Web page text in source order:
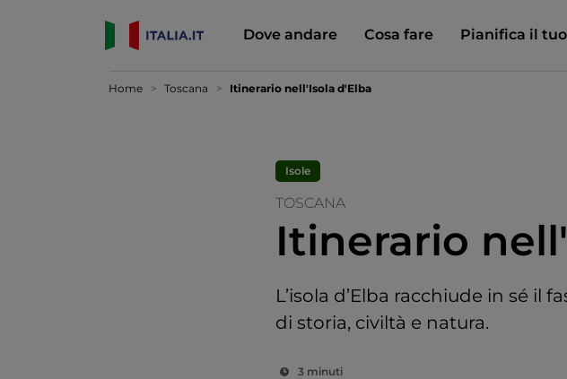
Dove andare Cosa fare Pianifica il
Home Toscana Itinerario nell'Isola d'Elba
Isole
TOSCANA
Itinerario
L’isola d’Elba racchiude in sé il
di storia, civiltà e natura.
3 minuti